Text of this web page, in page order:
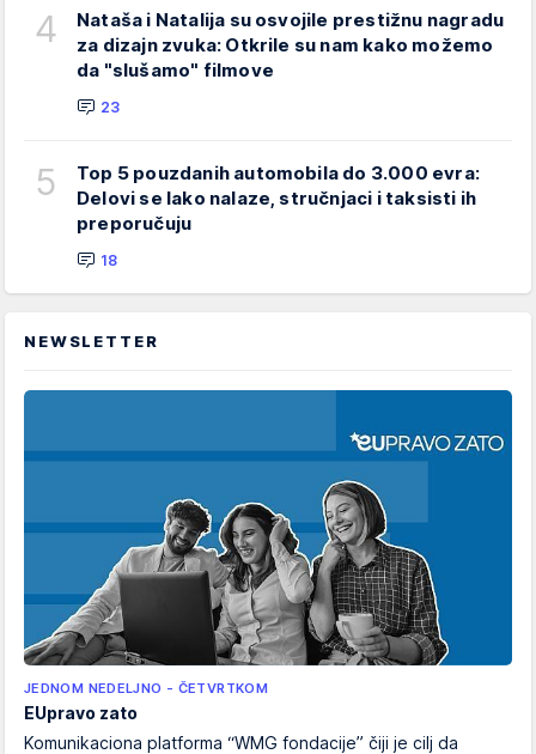
4
Nataša i Natalija su osvojile prestižnu nagradu
za dizajn zvuka: Otkrile su nam kako možemo
da "slušamo" filmove
23
5
Top 5 pouzdanih automobila do 3.000 evra:
Delovi se lako nalaze, stručnjaci i taksisti ih
preporučuju
18
NEWSLETTER
JEDNOM NEDELJNO - ČETVRTKOM
EUpravo zato
Komunikaciona platforma “WMG fondacije” čiji je cilj da